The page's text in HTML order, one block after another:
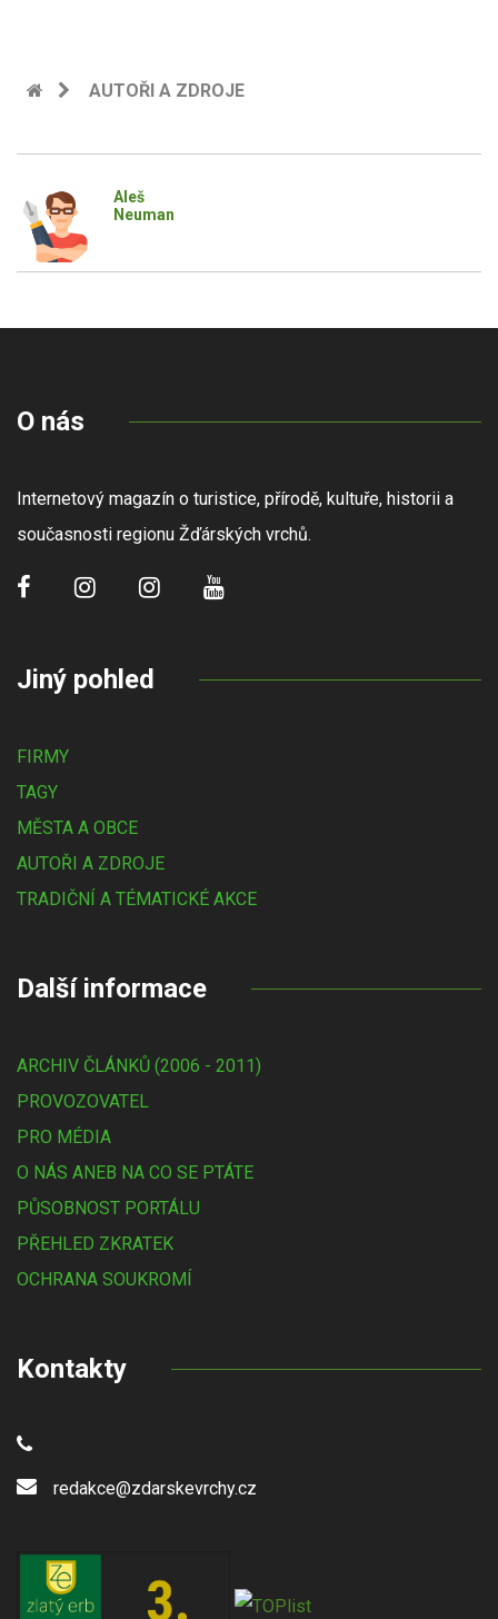
AUTOŘI A ZDROJE
Aleš
Neuman
O nás
Internetový magazín o turistice, přírodě, kultuře, historii a
současnosti regionu Žďárských vrchů.
Jiný pohled
FIRMY
TAGY
MĚSTA A OBCE
AUTOŘI A ZDROJE
TRADIČNÍ A TÉMATICKÉ AKCE
Další informace
ARCHIV ČLÁNKŮ (2006 - 2011)
PROVOZOVATEL
PRO MÉDIA
O NÁS ANEB NA CO SE PTÁTE
PŮSOBNOST PORTÁLU
PŘEHLED ZKRATEK
OCHRANA SOUKROMÍ
Kontakty
redakce@zdarskevrchy.cz